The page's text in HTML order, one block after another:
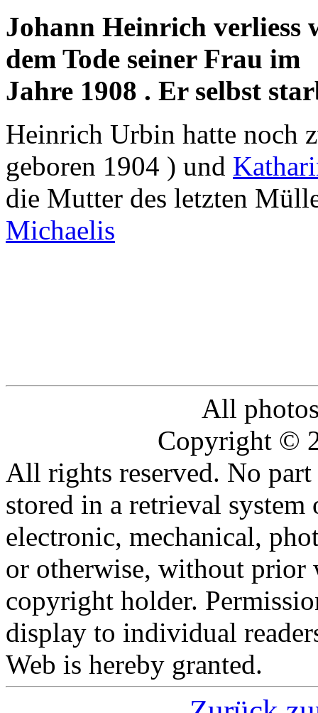
Johann Heinrich verliess
dem Tode seiner Frau im
Jahre 1908 . Er selbst
Heinrich Urbin hatte noch
geboren 1904 ) und
die Mutter des letzten
Michaelis
All
Copyright ©
All rights reserved. No
stored in a retrieval
electronic, mechanical,
or otherwise, without prior
copyright holder.
display to individual
Web is hereby granted.